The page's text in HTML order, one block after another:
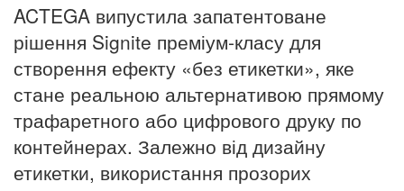
ACTEGA випустила запатентоване
рішення Signite преміум-класу для
створення ефекту «без етикетки», яке
стане реальною альтернативою прямому
трафаретного або цифрового друку по
контейнерах. Залежно від дизайну
етикетки, використання прозорих